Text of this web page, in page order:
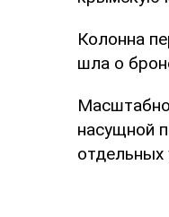
Колонна
шла о
насущной
отдельных